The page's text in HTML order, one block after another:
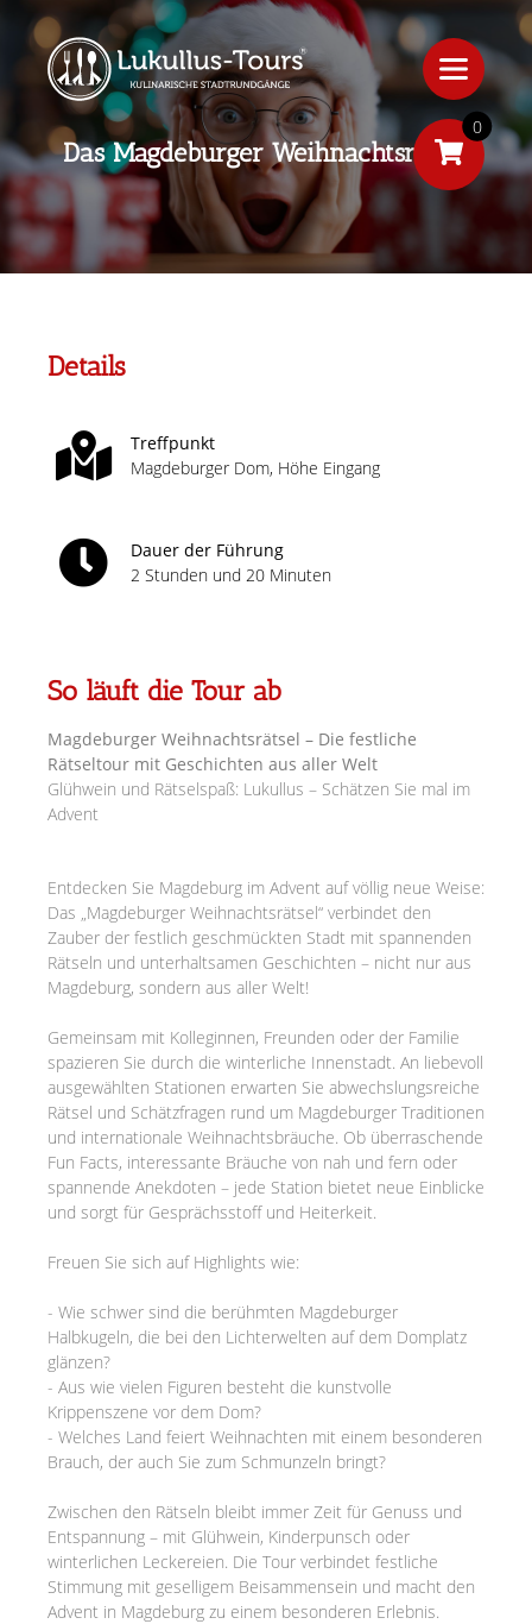
Das Magdeburger Weihnachtsrätsel
Details
Treffpunkt
Magdeburger Dom, Höhe Eingang
Dauer der Führung
2 Stunden und 20 Minuten
So läuft die Tour ab
Magdeburger Weihnachtsrätsel – Die festliche
Rätseltour mit Geschichten aus aller Welt
Glühwein und Rätselspaß: Lukullus – Schätzen Sie mal im
Advent
Entdecken Sie Magdeburg im Advent auf völlig neue Weise:
Das „Magdeburger Weihnachtsrätsel“ verbindet den
Zauber der festlich geschmückten Stadt mit spannenden
Rätseln und unterhaltsamen Geschichten – nicht nur aus
Magdeburg, sondern aus aller Welt!
Gemeinsam mit Kolleginnen, Freunden oder der Familie
spazieren Sie durch die winterliche Innenstadt. An liebevoll
ausgewählten Stationen erwarten Sie abwechslungsreiche
Rätsel und Schätzfragen rund um Magdeburger Traditionen
und internationale Weihnachtsbräuche. Ob überraschende
Fun Facts, interessante Bräuche von nah und fern oder
spannende Anekdoten – jede Station bietet neue Einblicke
und sorgt für Gesprächsstoff und Heiterkeit.
Freuen Sie sich auf Highlights wie:
- Wie schwer sind die berühmten Magdeburger
Halbkugeln, die bei den Lichterwelten auf dem Domplatz
glänzen?
- Aus wie vielen Figuren besteht die kunstvolle
Krippenszene vor dem Dom?
- Welches Land feiert Weihnachten mit einem besonderen
Brauch, der auch Sie zum Schmunzeln bringt?
Zwischen den Rätseln bleibt immer Zeit für Genuss und
Entspannung – mit Glühwein, Kinderpunsch oder
winterlichen Leckereien. Die Tour verbindet festliche
Stimmung mit geselligem Beisammensein und macht den
Advent in Magdeburg zu einem besonderen Erlebnis.
0